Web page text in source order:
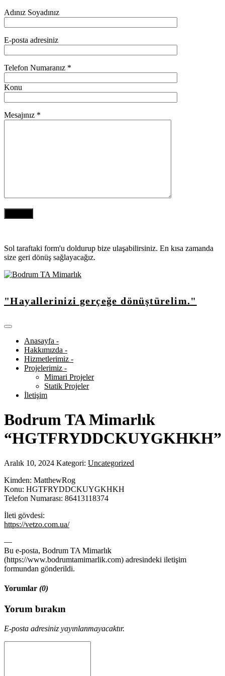
Adınız Soyadınız
E-posta adresiniz
Telefon Numaranız *
Konu
Mesajınız *
Sol taraftaki form'u doldurup bize ulaşabilirsiniz. En kısa zamanda
size geri dönüş sağlayacağız.
"Hayallerinizi gerçeğe dönüştürelim."
Anasayfa -
Hakkımızda -
Hizmetlerimiz -
Projelerimiz -
Mimari Projeler
Statik Projeler
İletişim
Bodrum TA Mimarlık
“HGTFRYDDCKUYGKHKH”
Aralık 10, 2024 Kategori: Uncategorized
Kimden: MatthewRog
Konu: HGTFRYDDCKUYGKHKH
Telefon Numarası: 86413118374
İleti gövdesi:
https://vetzo.com.ua/
—
Bu e-posta, Bodrum TA Mimarlık
(https://www.bodrumtamimarlik.com) adresindeki iletişim
formundan gönderildi.
Yorumlar (0)
Yorum bırakın
E-posta adresiniz yayınlanmayacaktır.